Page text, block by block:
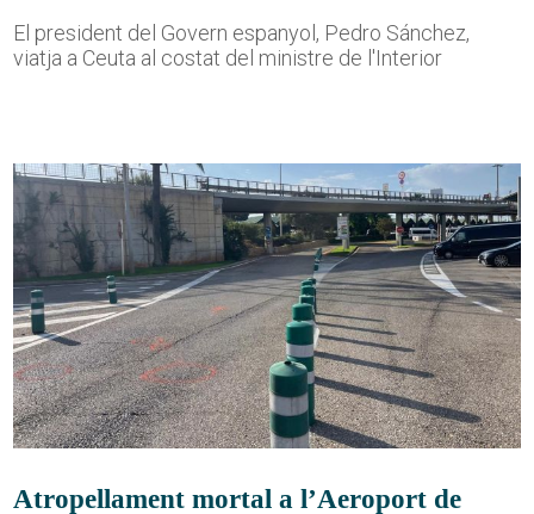
El president del Govern espanyol, Pedro Sánchez,
viatja a Ceuta al costat del ministre de l'Interior
Atropellament mortal a l’Aeroport de